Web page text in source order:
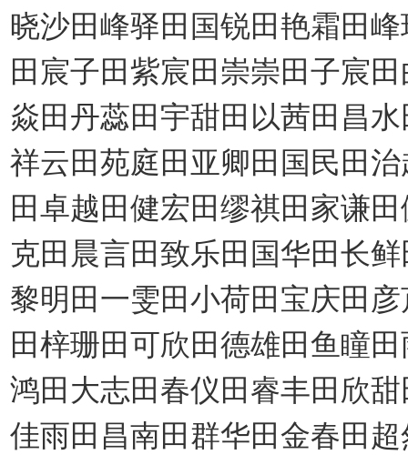
晓沙田峰驿田国锐田艳霜田
田宸子田紫宸田崇崇田子宸
焱田丹蕊田宇甜田以茜田昌
祥云田苑庭田亚卿田国民田
田卓越田健宏田缪祺田家谦
克田晨言田致乐田国华田长
黎明田一雯田小荷田宝庆田
田梓珊田可欣田德雄田鱼瞳
鸿田大志田春仪田睿丰田欣
佳雨田昌南田群华田金春田